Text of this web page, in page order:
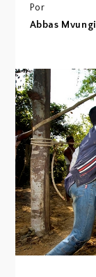
Por
Abbas Mvungi